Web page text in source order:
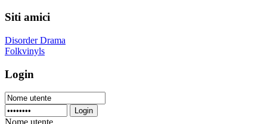
Siti amici
Disorder Drama
Folkvinyls
Login
Login